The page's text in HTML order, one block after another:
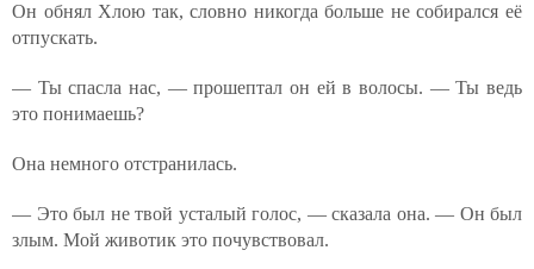
Он обнял Хлою так, словно никогда больше не собирался её
отпускать.
— Ты спасла нас, — прошептал он ей в волосы. — Ты ведь
это понимаешь?
Она немного отстранилась.
— Это был не твой усталый голос, — сказала она. — Он был
злым. Мой животик это почувствовал.